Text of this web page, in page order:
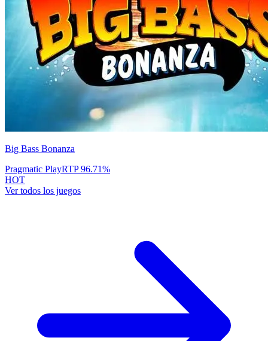
Big Bass Bonanza
Pragmatic PlayRTP96.71%
HOT
Ver todos los juegos